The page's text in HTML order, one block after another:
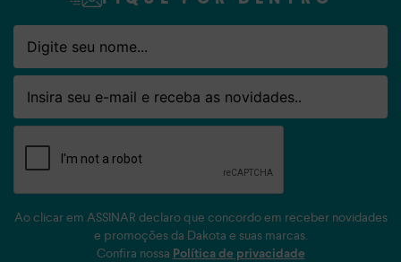
Nome
Email
Ao clicar em ASSINAR declaro que concordo em receber novidades
e promoções da Dakota e suas marcas.
Confira nossa Política de privacidade